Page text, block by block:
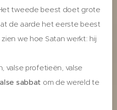
tweede beest doet grote
de aarde het eerste beest
we hoe Satan werkt: hij
valse profetieën, valse
sabbat om de wereld te